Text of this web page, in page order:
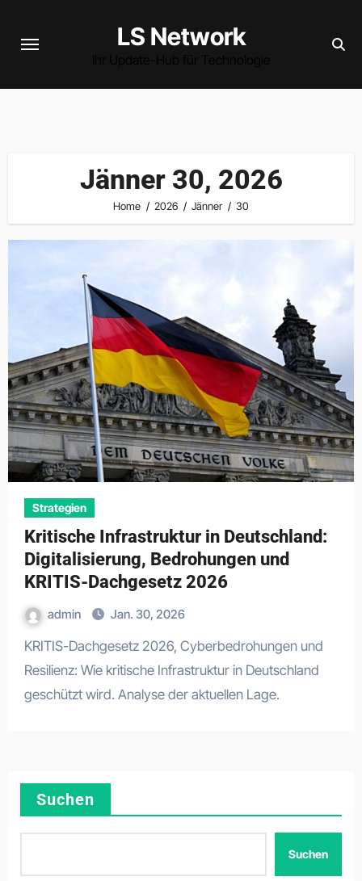
LS Network
Jänner 30, 2026
Home 2026 Jänner 30
Strategien
Kritische Infrastruktur in Deutschland:
Digitalisierung, Bedrohungen und
KRITIS-Dachgesetz 2026
admin Jan. 30, 2026
KRITIS-Dachgesetz 2026, Cyberbedrohungen und
Resilienz: Wie kritische Infrastruktur in Deutschland
geschützt wird. Analyse der aktuellen Lage.
Suchen
Suchen